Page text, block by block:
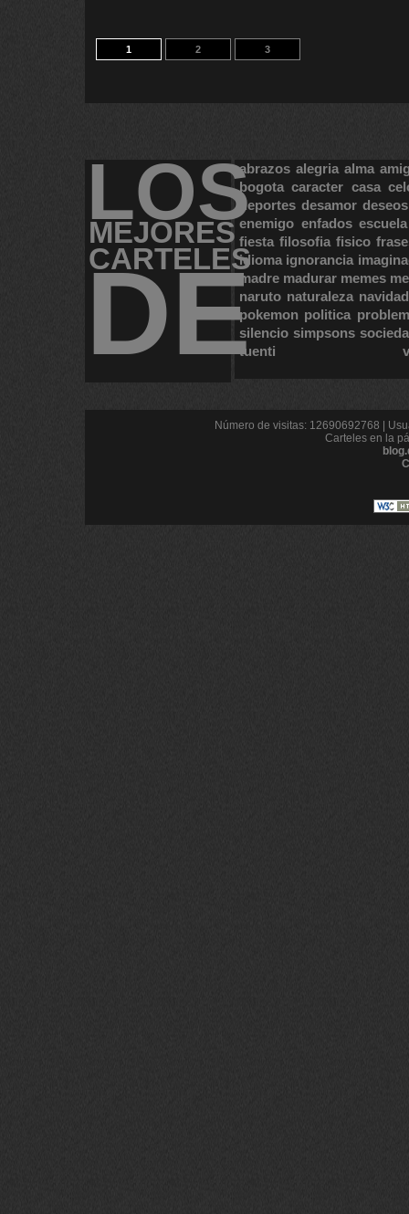
1 2 3
LOS
MEJORES
CARTELES
DE
abrazos alegria alma
bogota caracter casa
deportes desamor deseos
enemigo enfados escuela
fiesta filosofia fisico
idioma ignorancia
madre madurar memes
naruto naturaleza navidad
pokemon politica
silencio simpsons
tuenti
Número de visitas: 12690692768 |
Carteles en la